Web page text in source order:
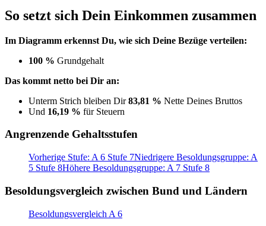
So setzt sich Dein Einkommen zusammen
Im Diagramm erkennst Du, wie sich Deine Bezüge verteilen:
100 % Grundgehalt
Das kommt netto bei Dir an:
Unterm Strich bleiben Dir83,81 % Nette Deines Bruttos
Und 16,19 % für Steuern
Angrenzende Gehaltsstufen
Vorherige Stufe: A 6 Stufe 7Niedrigere Besoldungsgruppe: A
5 Stufe 8Höhere Besoldungsgruppe: A 7 Stufe 8
Besoldungsvergleich zwischen Bund und Ländern
Besoldungsvergleich A 6